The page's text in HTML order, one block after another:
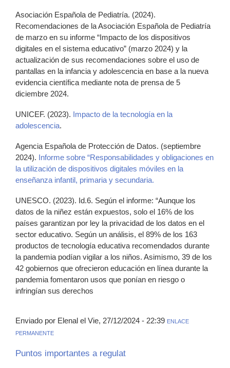
Asociación Española de Pediatría. (2024).
Recomendaciones de la Asociación Española de Pediatría
de marzo en su informe “Impacto de los dispositivos
digitales en el sistema educativo” (marzo 2024) y la
actualización de sus recomendaciones sobre el uso de
pantallas en la infancia y adolescencia en base a la nueva
evidencia científica mediante nota de prensa de 5
diciembre 2024.
UNICEF. (2023). Impacto de la tecnología en la
adolescencia.
Agencia Española de Protección de Datos. (septiembre
2024). Informe sobre “Responsabilidades y obligaciones en
la utilización de dispositivos digitales móviles en la
enseñanza infantil, primaria y secundaria.
UNESCO. (2023). Id.6. Según el informe: “Aunque los
datos de la niñez están expuestos, solo el 16% de los
países garantizan por ley la privacidad de los datos en el
sector educativo. Según un análisis, el 89% de los 163
productos de tecnología educativa recomendados durante
la pandemia podían vigilar a los niños. Asimismo, 39 de los
42 gobiernos que ofrecieron educación en línea durante la
pandemia fomentaron usos que ponían en riesgo o
infringían sus derechos
Enviado por Elenal el Vie, 27/12/2024 - 22:39 ENLACE
PERMANENTE
Puntos importantes a regulat